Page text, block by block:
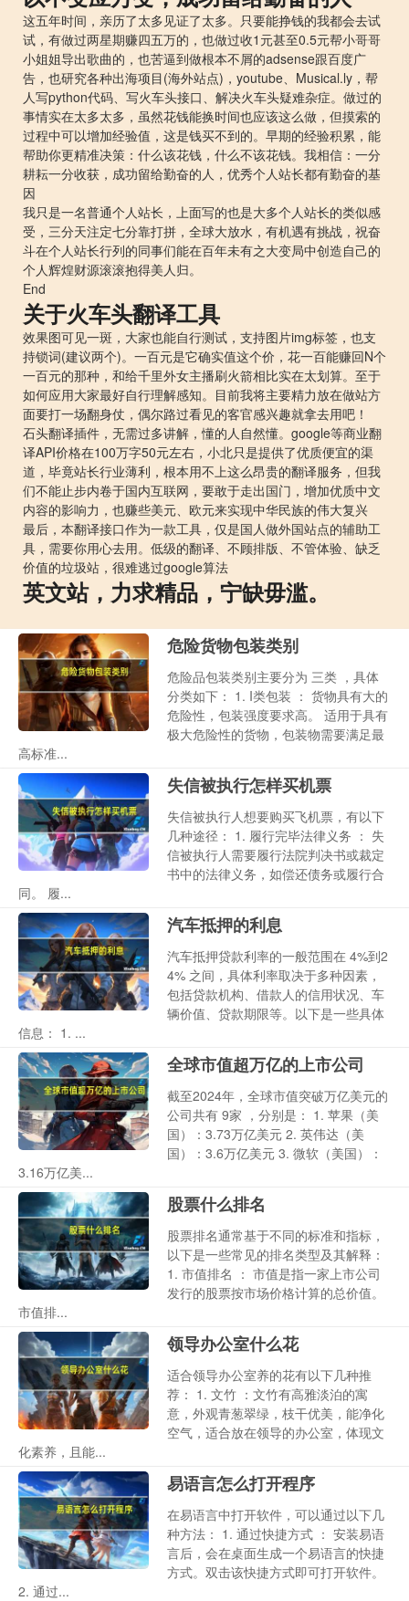
这五年时间，亲历了太多见证了太多。只要能挣钱的我都会去试
试，有做过两星期赚四五万的，也做过收1元甚至0.5元帮小哥哥
小姐姐导出歌曲的，也苦逼到做根本不屑的adsense跟百度广
告，也研究各种出海项目(海外站点)，youtube、Musical.ly，帮
人写python代码、写火车头接口、解决火车头疑难杂症。做过的
事情实在太多太多，虽然花钱能换时间也应该这么做，但摸索的
过程中可以增加经验值，这是钱买不到的。早期的经验积累，能
帮助你更精准决策：什么该花钱，什么不该花钱。我相信：一分
耕耘一分收获，成功留给勤奋的人，优秀个人站长都有勤奋的基
因
我只是一名普通个人站长，上面写的也是大多个人站长的类似感
受，三分天注定七分靠打拼，全球大放水，有机遇有挑战，祝奋
斗在个人站长行列的同事们能在百年未有之大变局中创造自己的
个人辉煌财源滚滚抱得美人归。
End
关于火车头翻译工具
效果图可见一斑，大家也能自行测试，支持图片img标签，也支
持锁词(建议两个)。一百元是它确实值这个价，花一百能赚回N个
一百元的那种，和给千里外女主播刷火箭相比实在太划算。至于
如何应用大家最好自行理解感知。目前我将主要精力放在做站方
面要打一场翻身仗，偶尔路过看见的客官感兴趣就拿去用吧！
石头翻译插件，无需过多讲解，懂的人自然懂。google等商业翻
译API价格在100万字50元左右，小北只是提供了优质便宜的渠
道，毕竟站长行业薄利，根本用不上这么昂贵的翻译服务，但我
们不能止步内卷于国内互联网，要敢于走出国门，增加优质中文
内容的影响力，也赚些美元、欧元来实现中华民族的伟大复兴
最后，本翻译接口作为一款工具，仅是国人做外国站点的辅助工
具，需要你用心去用。低级的翻译、不顾排版、不管体验、缺乏
价值的垃圾站，很难逃过google算法
英文站，力求精品，宁缺毋滥。
危险货物包装类别
危险品包装类别主要分为 三类 ，具体
分类如下： 1. I类包装 ： 货物具有大的
危险性，包装强度要求高。 适用于具有
极大危险性的货物，包装物需要满足最
高标准...
失信被执行怎样买机票
失信被执行人想要购买飞机票，有以下
几种途径： 1. 履行完毕法律义务 ： 失
信被执行人需要履行法院判决书或裁定
书中的法律义务，如偿还债务或履行合
同。 履...
汽车抵押的利息
汽车抵押贷款利率的一般范围在 4%到2
4% 之间，具体利率取决于多种因素，
包括贷款机构、借款人的信用状况、车
辆价值、贷款期限等。以下是一些具体
信息： 1. ...
全球市值超万亿的上市公司
截至2024年，全球市值突破万亿美元的
公司共有 9家 ，分别是： 1. 苹果（美
国）：3.73万亿美元 2. 英伟达（美
国）：3.6万亿美元 3. 微软（美国）：
3.16万亿美...
股票什么排名
股票排名通常基于不同的标准和指标，
以下是一些常见的排名类型及其解释：
1. 市值排名 ： 市值是指一家上市公司
发行的股票按市场价格计算的总价值。
市值排...
领导办公室什么花
适合领导办公室养的花有以下几种推
荐： 1. 文竹 ：文竹有高雅淡泊的寓
意，外观青葱翠绿，枝干优美，能净化
空气，适合放在领导的办公室，体现文
化素养，且能...
易语言怎么打开程序
在易语言中打开软件，可以通过以下几
种方法： 1. 通过快捷方式 ： 安装易语
言后，会在桌面生成一个易语言的快捷
方式。双击该快捷方式即可打开软件。
2. 通过...